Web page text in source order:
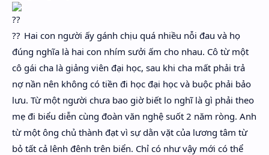
Hai con người ấy gánh chịu quá nhiều nỗi đau và họ
đúng nghĩa là hai con nhím sưởi ấm cho nhau. Cô từ một
cô gái cha là giảng viên đại học, sau khi cha mất phải trả
nợ nần nên không có tiền đi học đại học và buộc phải bảo
lưu. Từ một người chưa bao giờ biết lo nghĩ là gì phải theo
mẹ đi biểu diễn cùng đoàn văn nghệ suốt 2 năm ròng. Anh
từ một ông chủ thành đạt vì sự dằn vặt của lương tâm từ
bỏ tất cả lênh đênh trên biển. Chỉ có như vậy mới có thể